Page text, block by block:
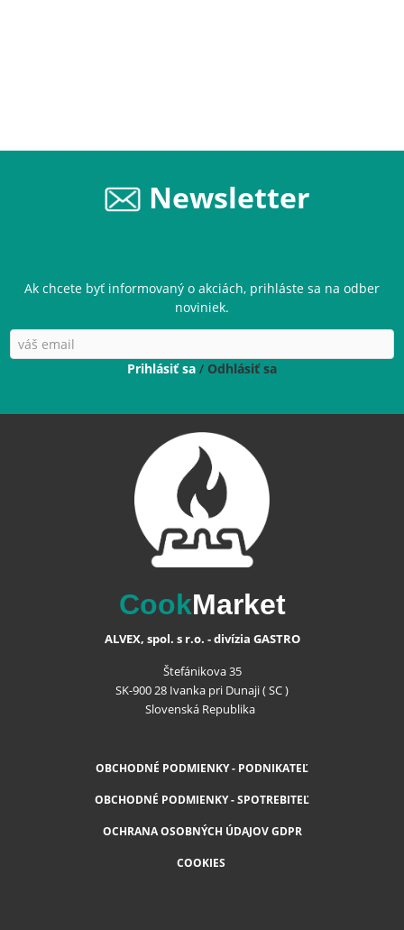
Newsletter
Ak chcete byť informovaný o akciách, prihláste sa na odber
noviniek.
Prihlásiť sa / Odhlásiť sa
CookMarket
ALVEX, spol. s r.o. - divízia GASTRO
Štefánikova 35
SK-900 28 Ivanka pri Dunaji ( SC )
Slovenská Republika
OBCHODNÉ PODMIENKY - PODNIKATEĽ
OBCHODNÉ PODMIENKY - SPOTREBITEĽ
OCHRANA OSOBNÝCH ÚDAJOV GDPR
COOKIES